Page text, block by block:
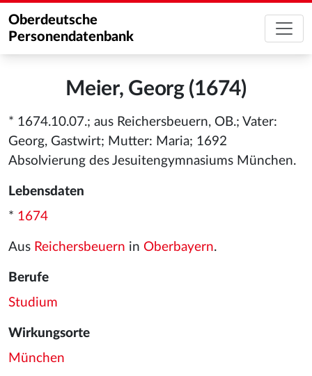
Oberdeutsche
Personendatenbank
Meier, Georg (1674)
* 1674.10.07.; aus Reichersbeuern, OB.; Vater:
Georg, Gastwirt; Mutter: Maria; 1692
Absolvierung des Jesuitengymnasiums München.
Lebensdaten
* 1674
Aus Reichersbeuern in Oberbayern.
Berufe
Studium
Wirkungsorte
München